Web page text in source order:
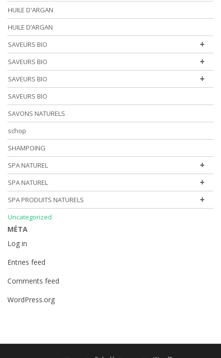
HUILE D'ARGAN
HUILE D’ARGAN
+
SAVEURS BIO
+
SAVEURS BIO
+
SAVEURS BIO
SAVEURS BIO
SAVONS NATURELS
schop
SHAMPOING
+
SPA NATUREL
+
SPA NATUREL
+
SPA PRODUITS NATURELS
Uncategorized
MÉTA
Log in
Entries feed
Comments feed
WordPress.org